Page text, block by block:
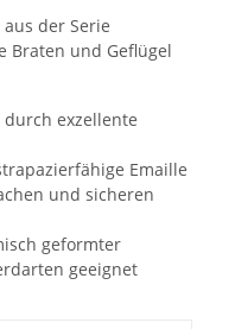
der Serie
Braten und Geflügel
durch exzellente
Emaille
und sicheren
geformter
geeignet